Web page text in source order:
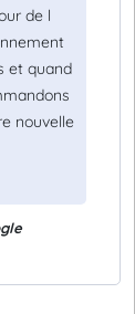
de l
et quand
nouvelle